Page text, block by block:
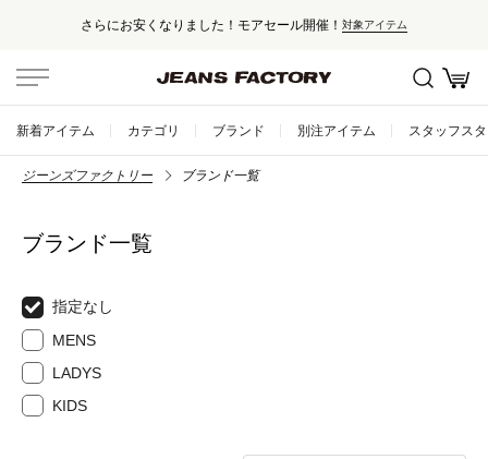
さらにお安くなりました！モアセール開催！ 対象アイテム
新着アイテム カテゴリ ブランド 別注アイテム スタッフス
ジーンズファクトリー ブランド一覧
ブランド一覧
指定なし
MENS
LADYS
KIDS